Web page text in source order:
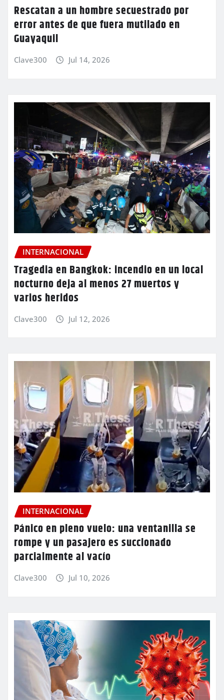
Rescatan a un hombre secuestrado por
error antes de que fuera mutilado en
Guayaquil
Clave300 Jul 14, 2026
INTERNACIONAL
Tragedia en Bangkok: incendio en un local
nocturno deja al menos 27 muertos y
varios heridos
Clave300 Jul 12, 2026
INTERNACIONAL
Pánico en pleno vuelo: una ventanilla se
rompe y un pasajero es succionado
parcialmente al vacío
Clave300 Jul 10, 2026